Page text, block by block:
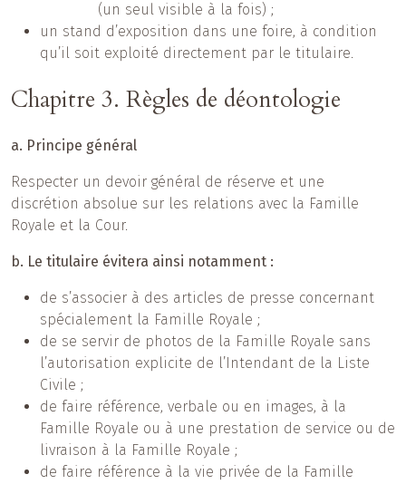
(un seul visible à la fois) ;
un stand d’exposition dans une foire, à condition
qu’il soit exploité directement par le titulaire.
Chapitre 3. Règles de déontologie
a. Principe général
Respecter un devoir général de réserve et une
discrétion absolue sur les relations avec la Famille
Royale et la Cour.
b. Le titulaire évitera ainsi notamment :
de s’associer à des articles de presse concernant
spécialement la Famille Royale ;
de se servir de photos de la Famille Royale sans
l’autorisation explicite de l’Intendant de la Liste
Civile ;
de faire référence, verbale ou en images, à la
Famille Royale ou à une prestation de service ou de
livraison à la Famille Royale ;
de faire référence à la vie privée de la Famille